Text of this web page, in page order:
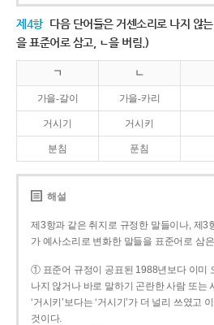
제4항 다음 단어들은 거센소리로 나지 않
을 표준어로 삼고, ㄴ을 버림.)
ㄱ ㄴ
가을-갈이 가을-카리
거시기 거시키
분침 푼침
해설
제3항과 같은 취지로 규정한 말들이나, 제3
가 예사소리로 변화한 말들을 표준어로 삼
① 표준어 규정이 공표된 1988년보다 이미
나지 않거나 바로 말하기 곤란한 사람 또는
‘거시키’보다는 ‘거시기’가 더 널리 쓰였고
것이다.